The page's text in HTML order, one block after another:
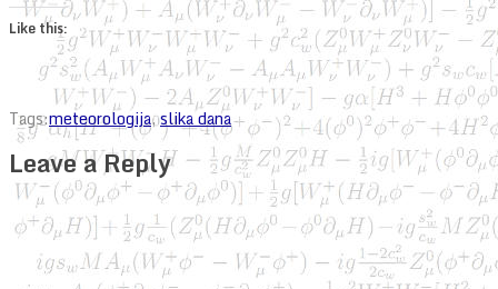
Like this:
Tags:meteorologija,slika dana
Leave a Reply